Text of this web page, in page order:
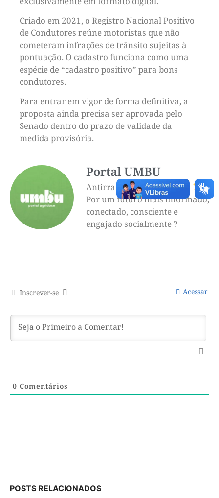
Criado em 2021, o Registro Nacional Positivo
de Condutores reúne motoristas que não
cometeram infrações de trânsito sujeitas à
pontuação. O cadastro funciona como uma
espécie de “cadastro positivo” para bons
condutores.
Para entrar em vigor de forma definitiva, a
proposta ainda precisa ser aprovada pelo
Senado dentro do prazo de validade da
medida provisória.
Portal UMBU
Antirracista e democrático
Por um futuro mais informado,
conectado, consciente e
engajado socialmente ?
Inscrever-se Acessar
0 Comentários
POSTS RELACIONADOS